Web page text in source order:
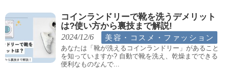
コインランドリーで靴を洗うデメリット
は?使い方から裏技まで解説!
2024/12/6 美容・コスメ・ファッション
あなたは「靴が洗えるコインランドリー」があること
を知っていますか? 自動で靴を洗え、乾燥までできる
便利なものなんで...